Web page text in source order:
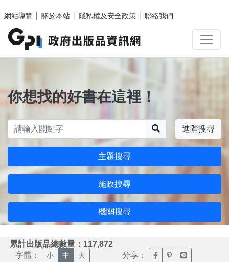
網站導覽
關於本站 隱私權及安全政策 聯絡我們
你想找的好書在這裡！
進階搜尋
主題搜尋
施政搜尋
機關搜尋
累計出版品總數量：117,872
字體： 小 中 大 分享： 臉書分享(另開新視窗)
噗浪分享(另開新
Line分享(另